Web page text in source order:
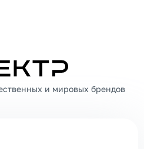
СПЕКТР
и мировых брендов